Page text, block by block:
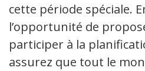
cette période spéciale.
l’opportunité de
participer à la
assurez que tout le